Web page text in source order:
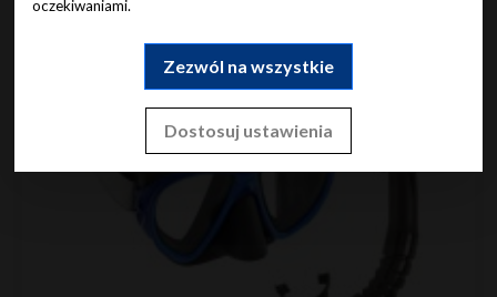
oczekiwaniami.
Zezwól na wszystkie
Dostosuj ustawienia